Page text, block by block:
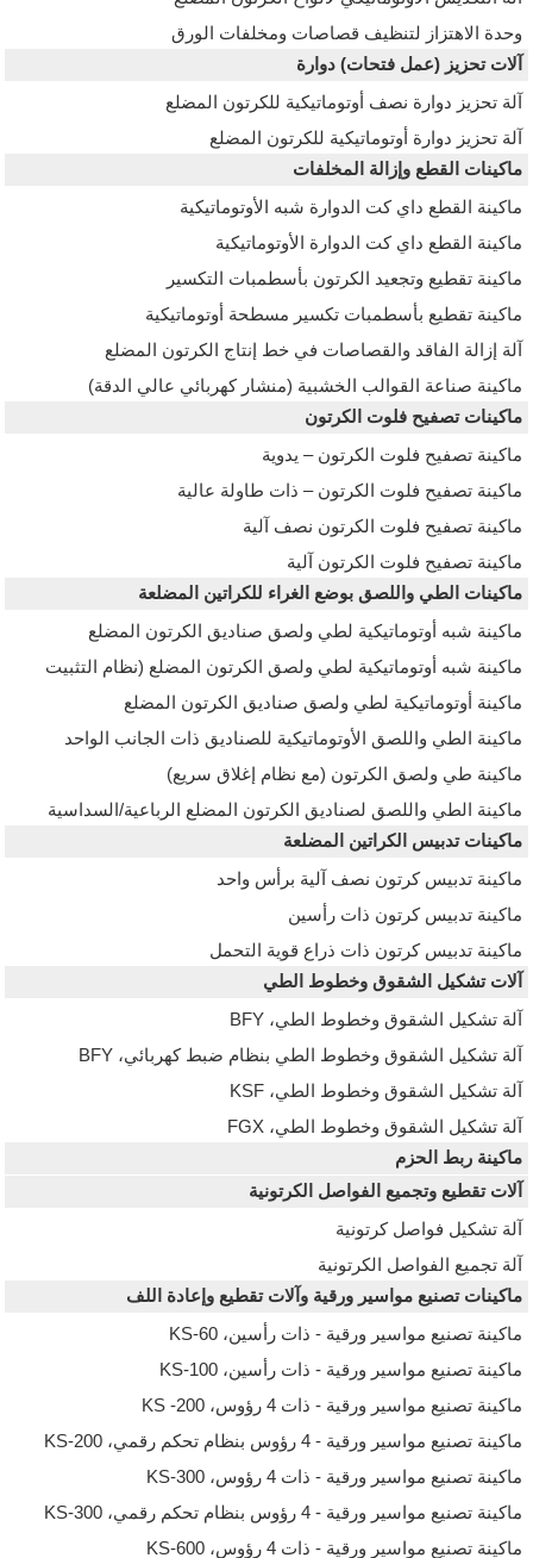
وحدة الاهتزاز لتنظيف قصاصات ومخلفات الورق
آلات تحزيز (عمل فتحات) دوارة
آلة تحزيز دوارة نصف أوتوماتيكية للكرتون المضلع
آلة تحزيز دوارة أوتوماتيكية للكرتون المضلع
ماكينات القطع وإزالة المخلفات
ماكينة القطع داي كت الدوارة شبه الأوتوماتيكية
ماكينة القطع داي كت الدوارة الأوتوماتيكية
ماكينة تقطيع وتجعيد الكرتون بأسطمبات التكسير
ماكينة تقطيع بأسطمبات تكسير مسطحة أوتوماتيكية
آلة إزالة الفاقد والقصاصات في خط إنتاج الكرتون المضلع
ماكينة صناعة القوالب الخشبية (منشار كهربائي عالي الدقة)
ماكينات تصفيح فلوت الكرتون
ماكينة تصفيح فلوت الكرتون – يدوية
ماكينة تصفيح فلوت الكرتون – ذات طاولة عالية
ماكينة تصفيح فلوت الكرتون نصف آلية
ماكينة تصفيح فلوت الكرتون آلية
ماكينات الطي واللصق بوضع الغراء للكراتين المضلعة
ماكينة شبه أوتوماتيكية لطي ولصق صناديق الكرتون المضلع
ماكينة شبه أوتوماتيكية لطي ولصق الكرتون المضلع (نظام التثبيت
بالضغط)
ماكينة أوتوماتيكية لطي ولصق صناديق الكرتون المضلع
ماكينة الطي واللصق الأوتوماتيكية للصناديق ذات الجانب الواحد
ماكينة طي ولصق الكرتون (مع نظام إغلاق سريع)
ماكينة الطي واللصق لصناديق الكرتون المضلع الرباعية/السداسية
الزوايا
ماكينات تدبيس الكراتين المضلعة
ماكينة تدبيس كرتون نصف آلية برأس واحد
ماكينة تدبيس كرتون ذات رأسين
ماكينة تدبيس كرتون ذات ذراع قوية التحمل
آلات تشكيل الشقوق وخطوط الطي
آلة تشكيل الشقوق وخطوط الطي، BFY
آلة تشكيل الشقوق وخطوط الطي بنظام ضبط كهربائي، BFY
آلة تشكيل الشقوق وخطوط الطي، KSF
آلة تشكيل الشقوق وخطوط الطي، FGX
ماكينة ربط الحزم
آلات تقطيع وتجميع الفواصل الكرتونية
آلة تشكيل فواصل كرتونية
آلة تجميع الفواصل الكرتونية
ماكينات تصنيع مواسير ورقية وآلات تقطيع وإعادة اللف
ماكينة تصنيع مواسير ورقية - ذات رأسين، KS-60
ماكينة تصنيع مواسير ورقية - ذات رأسين، KS-100
ماكينة تصنيع مواسير ورقية - ذات 4 رؤوس، KS -200
ماكينة تصنيع مواسير ورقية - 4 رؤوس بنظام تحكم رقمي، KS-200
ماكينة تصنيع مواسير ورقية - ذات 4 رؤوس، KS-300
ماكينة تصنيع مواسير ورقية - 4 رؤوس بنظام تحكم رقمي، KS-300
ماكينة تصنيع مواسير ورقية - ذات 4 رؤوس، KS-600